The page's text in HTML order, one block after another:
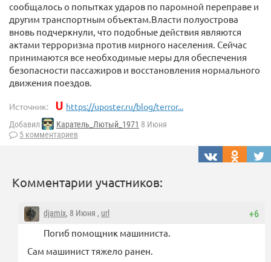
сообщалось о попытках ударов по паромной переправе и
другим транспортным объектам.Власти полуострова
вновь подчеркнули, что подобные действия являются
актами терроризма против мирного населения. Сейчас
принимаются все необходимые меры для обеспечения
безопасности пассажиров и восстановления нормального
движения поездов.
Источник: https://uposter.ru/blog/terror...
Добавил Каратель_Лютый_1971 8 Июня
5 комментариев
Комментарии участников:
+6
djamix, 8 Июня , url
Погиб помощник машиниста.
Сам машинист тяжело ранен.